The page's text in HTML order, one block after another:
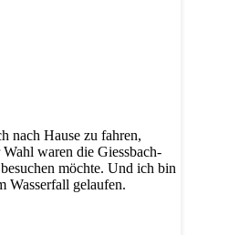
nach Hause zu fahren,
waren die Giessbach-
möchte. Und ich bin
Wasserfall gelaufen.